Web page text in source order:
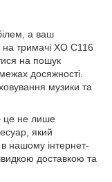
а ваш
тримачі XO C116
на пошук
досяжності.
музики та
це не лише
який
нашому інтернет-
доставкою та